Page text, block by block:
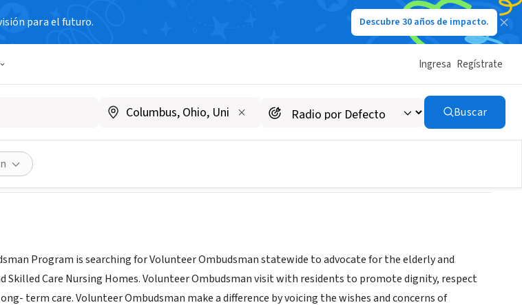
para el futuro. Descubre 30 años de impacto.
Ingresa Regístrate
Buscar
Care Ombudsman Program
ombudsman
Program is searching for Volunteer Ombudsman statewide to advocate for the elderly and
Skilled Care Nursing Homes. Volunteer Ombudsman visit with residents to promote dignity, respect
term care. Volunteer Ombudsman make a difference by voicing the wishes and concerns of